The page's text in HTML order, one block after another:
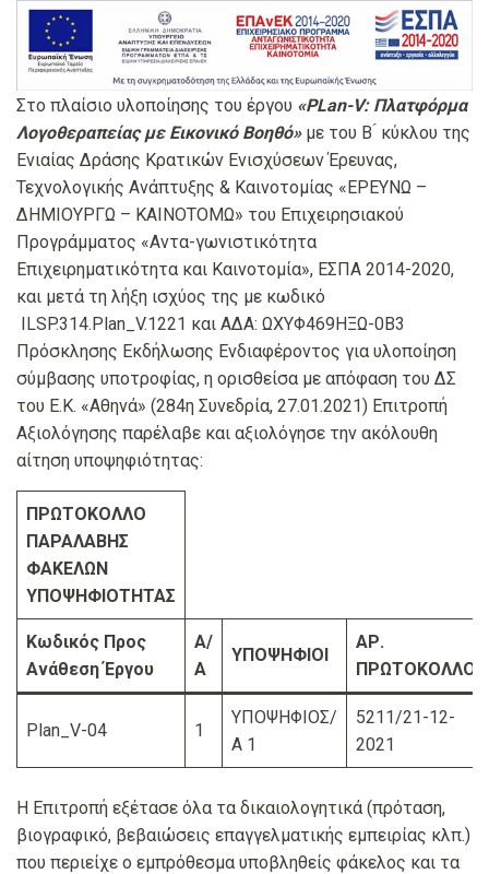
Στο πλαίσιο υλοποίησης του έργου «PLan-V: Πλατφόρμα
Λογοθεραπείας με Εικονικό Βοηθό» με του B ́ κύκλου της
Ενιαίας Δράσης Κρατικών Ενισχύσεων Έρευνας,
Τεχνολογικής Ανάπτυξης & Καινοτομίας «ΕΡΕΥΝΩ –
ΔΗΜΙΟΥΡΓΩ – ΚΑΙΝΟΤΟΜΩ» του Επιχειρησιακού
Προγράμματος «Αντα-γωνιστικότητα
Επιχειρηματικότητα και Καινοτομία», ΕΣΠΑ 2014-2020,
και μετά τη λήξη ισχύος της με κωδικό
ILSP.314.Plan_V.1221 και ΑΔΑ: ΩΧΥΦ469ΗΞΩ-0Β3
Πρόσκλησης Εκδήλωσης Ενδιαφέροντος για υλοποίηση
σύμβασης υποτροφίας, η ορισθείσα με απόφαση του ΔΣ
του Ε.Κ. «Αθηνά» (284η Συνεδρία, 27.01.2021) Επιτροπή
Αξιολόγησης παρέλαβε και αξιολόγησε την ακόλουθη
αίτηση υποψηφιότητας:
ΠΡΩΤΟΚΟΛΛΟ
ΠΑΡΑΛΑΒΗΣ
ΦΑΚΕΛΩΝ
ΥΠΟΨΗΦΙΟΤΗΤΑΣ
Κωδικός Προς
Ανάθεση Έργου
Α/
Α
ΥΠΟΨΗΦΙΟΙ
ΑΡ.
ΠΡΩΤΟΚΟΛΛΟΥ
Plan_V-04 1
ΥΠΟΨΗΦΙΟΣ/
Α 1
5211/21-12-
2021
Η Επιτροπή εξέτασε όλα τα δικαιολογητικά (πρόταση,
βιογραφικό, βεβαιώσεις επαγγελματικής εμπειρίας κλπ.)
που περιείχε ο εμπρόθεσμα υποβληθείς φάκελος και τα